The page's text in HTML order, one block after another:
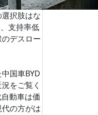
択肢はな
支持率低
デスロー
国車BYD
をご覧く
動車は価
の方がは